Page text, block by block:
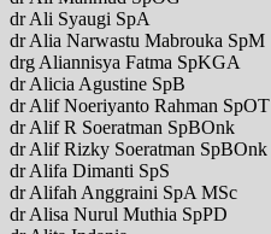
dr Ali Syaugi SpA
dr Alia Narwastu Mabrouka SpM
drg Aliannisya Fatma SpKGA
dr Alicia Agustine SpB
dr Alif Noeriyanto Rahman SpOT
dr Alif R Soeratman SpBOnk
dr Alif Rizky Soeratman SpBOnk
dr Alifa Dimanti SpS
dr Alifah Anggraini SpA MSc
dr Alisa Nurul Muthia SpPD